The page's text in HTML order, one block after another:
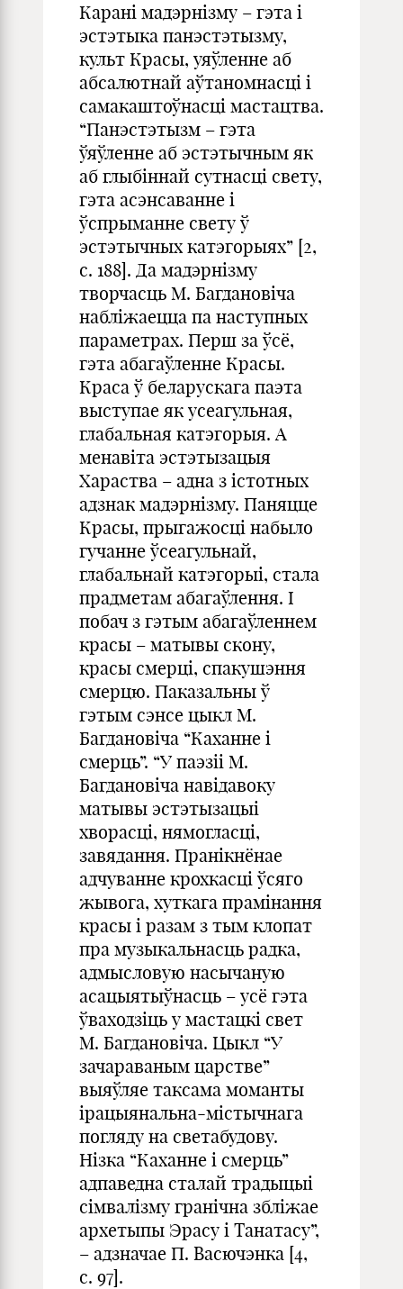
Карані мадэрнізму – гэта і
эстэтыка панэстэтызму,
культ Красы, уяўленне аб
абсалютнай аўтаномнасці і
самакаштоўнасці мастацтва.
“Панэстэтызм – гэта
ўяўленне аб эстэтычным як
аб глыбіннай сутнасці свету,
гэта асэнсаванне і
ўспрыманне свету ў
эстэтычных катэгорыях” [2,
с. 188]. Да мадэрнізму
творчасць М. Багдановіча
набліжаецца па наступных
параметрах. Перш за ўсё,
гэта абагаўленне Красы.
Краса ў беларускага паэта
выступае як усеагульная,
глабальная катэгорыя. А
менавіта эстэтызацыя
Хараства – адна з істотных
адзнак мадэрнізму. Паняцце
Красы, прыгажосці набыло
гучанне ўсеагульнай,
глабальнай катэгорыі, стала
прадметам абагаўлення. І
побач з гэтым абагаўленнем
красы – матывы скону,
красы смерці, спакушэння
смерцю. Паказальны ў
гэтым сэнсе цыкл М.
Багдановіча “Каханне і
смерць”. “У паэзii М.
Багдановiча навiдавоку
матывы эстэтызацыi
хворасцi, нямогласцi,
завядання. Пранiкнёнае
адчуванне крохкасцi ўсяго
жывога, хуткага прамiнання
красы i разам з тым клопат
пра музыкальнасць радка,
адмысловую насычаную
асацыятыўнасць – усё гэта
ўваходзiць у мастацкi свет
М. Багдановiча. Цыкл “У
зачараваным царстве”
выяўляе таксама моманты
iрацыянальна-мiстычнага
погляду на светабудову.
Нiзка “Каханне i смерць”
адпаведна сталай традыцыi
сiмвалiзму гранiчна зблiжае
архетыпы Эрасу i Танатасу”,
– адзначае П. Васючэнка [4,
с. 97].